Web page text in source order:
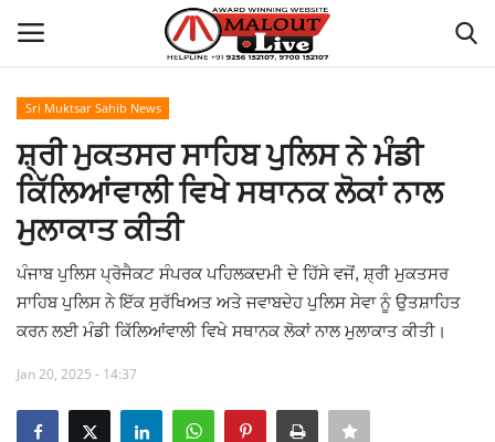
Home
About Us
How to Reach Malout
Privacy Policy
Malout News
Sri Muktsar Sahib News
ਸ਼੍ਰੀ ਮੁਕਤਸਰ ਸਾਹਿਬ ਪੁਲਿਸ ਨੇ ਮੰਡੀ
ਕਿੱਲਿਆਂਵਾਲੀ ਵਿਖੇ ਸਥਾਨਕ ਲੋਕਾਂ ਨਾਲ
ਮੁਲਾਕਾਤ ਕੀਤੀ
ਪੰਜਾਬ ਪੁਲਿਸ ਪ੍ਰੋਜੈਕਟ ਸੰਪਰਕ ਪਹਿਲਕਦਮੀ ਦੇ ਹਿੱਸੇ ਵਜੋਂ, ਸ਼੍ਰੀ ਮੁਕਤਸਰ
ਸਾਹਿਬ ਪੁਲਿਸ ਨੇ ਇੱਕ ਸੁਰੱਖਿਅਤ ਅਤੇ ਜਵਾਬਦੇਹ ਪੁਲਿਸ ਸੇਵਾ ਨੂੰ ਉਤਸ਼ਾਹਿਤ
ਕਰਨ ਲਈ ਮੰਡੀ ਕਿੱਲਿਆਂਵਾਲੀ ਵਿਖੇ ਸਥਾਨਕ ਲੋਕਾਂ ਨਾਲ ਮੁਲਾਕਾਤ ਕੀਤੀ।
Jan 20, 2025 - 14:37